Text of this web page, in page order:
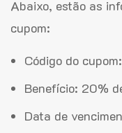
Abaixo, estão as
cupom:
Código do
Benefício: 20%
Data de